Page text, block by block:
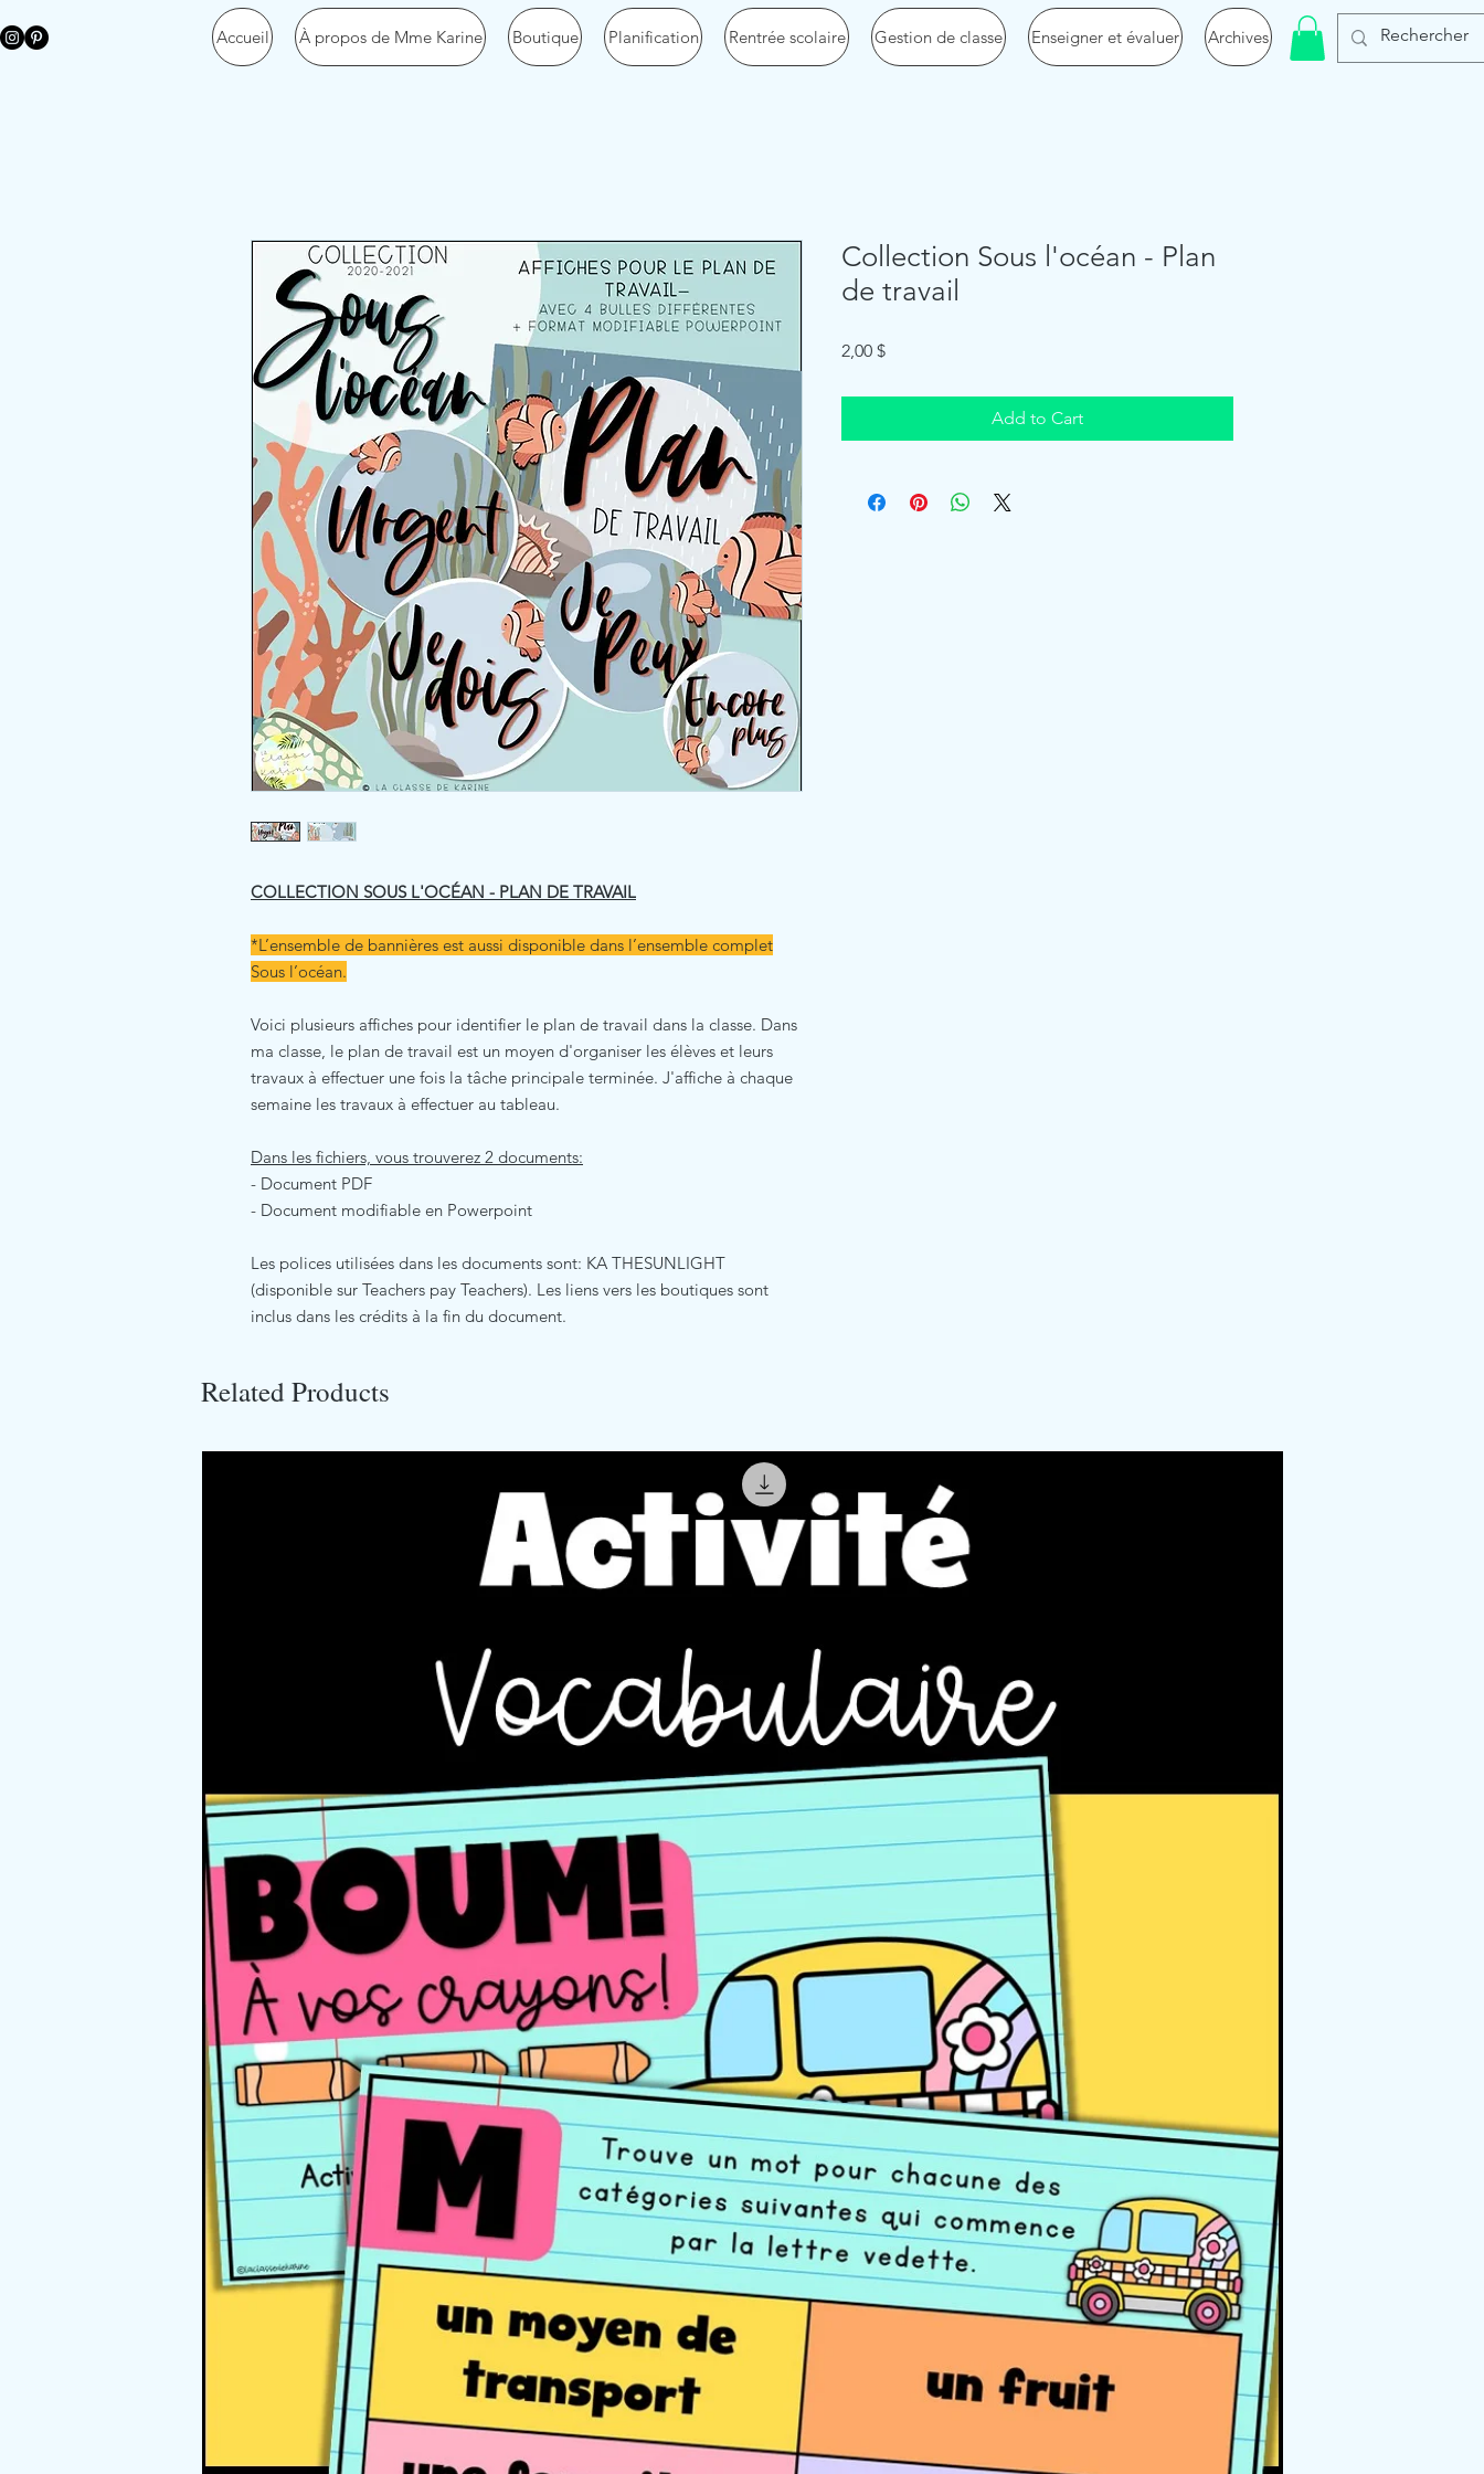
Accueil À propos de Mme Karine Boutique Planification Rentrée scolaire Gestion de classe Enseigner et évaluer Archives
COLLECTION SOUS L'OCÉAN - PLAN DE TRAVAIL
*L’ensemble de bannières est aussi disponible dans l’ensemble complet
Sous l’océan.
Voici plusieurs affiches pour identifier le plan de travail dans la classe. Dans
ma classe, le plan de travail est un moyen d'organiser les élèves et leurs
travaux à effectuer une fois la tâche principale terminée. J'affiche à chaque
semaine les travaux à effectuer au tableau.
Dans les fichiers, vous trouverez 2 documents:
- Document PDF
- Document modifiable en Powerpoint
Les polices utilisées dans les documents sont: KA THESUNLIGHT
(disponible sur Teachers pay Teachers). Les liens vers les boutiques sont
inclus dans les crédits à la fin du document.
Collection Sous l'océan - Plan
de travail
2,00 $Price
Add to Cart
Related Products